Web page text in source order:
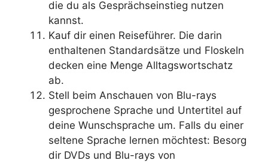
die du als Gesprächseinstieg nutzen
kannst.
Kauf dir einen Reiseführer. Die darin
enthaltenen Standardsätze und Floskeln
decken eine Menge Alltagswortschatz
ab.
Stell beim Anschauen von Blu-rays
gesprochene Sprache und Untertitel auf
deine Wunschsprache um. Falls du einer
seltene Sprache lernen möchtest: Besorg
dir DVDs und Blu-rays von